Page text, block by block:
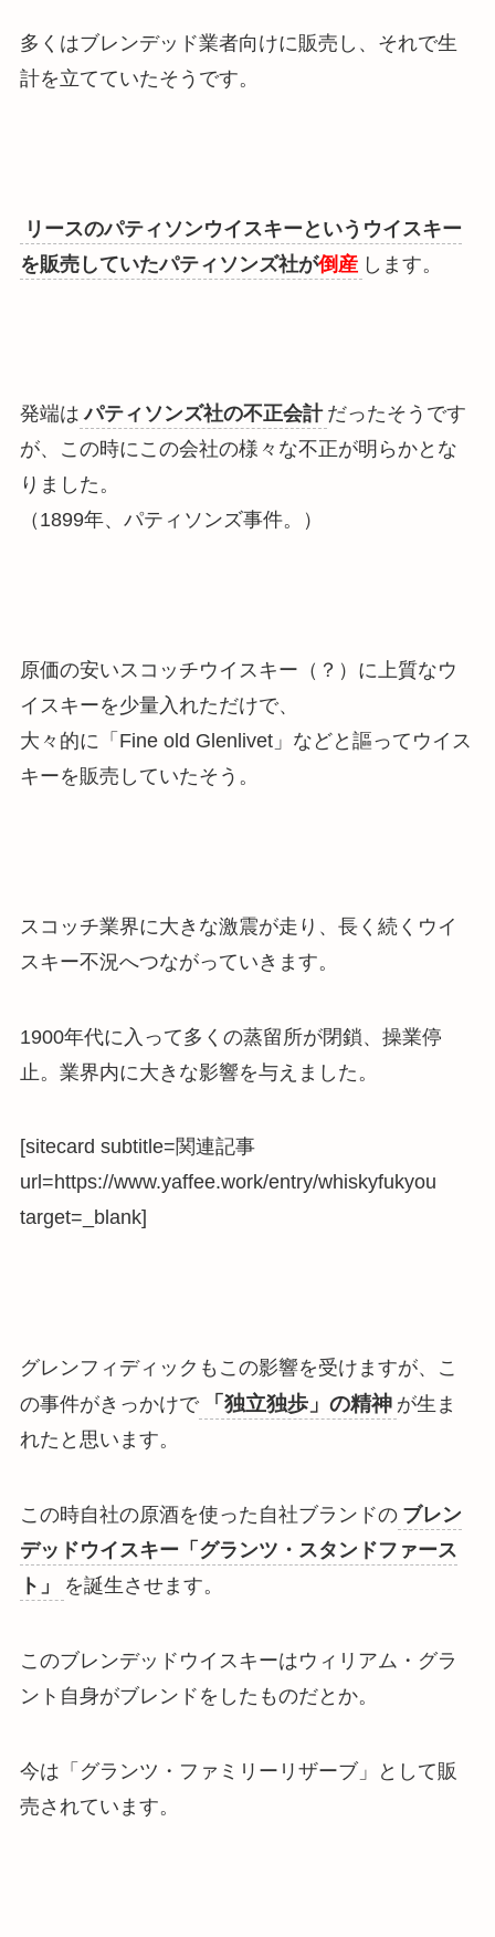
多くはブレンデッド業者向けに販売し、それで生
計を立てていたそうです。
リースのパティソンウイスキーというウイスキー
を販売していたパティソンズ社が倒産 します。
発端は パティソンズ社の不正会計 だったそうです
が、この時にこの会社の様々な不正が明らかとな
りました。
（1899年、パティソンズ事件。）
原価の安いスコッチウイスキー（？）に上質なウ
イスキーを少量入れただけで、
大々的に「Fine old Glenlivet」などと謳ってウイス
キーを販売 していたそう。
スコッチ業界に大きな激震が走り、長く続くウイ
スキー不況へつながっていきます。
1900年代に入って多くの蒸留所が閉鎖、操業停
止。業界内に大きな影響を与えました。
[sitecard subtitle=関連記事
url=https://www.yaffee.work/entry/whiskyfukyou
target=_blank]
グレンフィディックもこの影響を受けますが、こ
の事件がきっかけで
「独立独歩」の精神 が生ま
れたと思います。
この時自社の原酒を使った自社ブランドの ブレン
デッドウイスキー「グランツ・スタンドファース
ト」
を誕生させます。
このブレンデッドウイスキーはウィリアム・グラ
ント自身がブレンドをしたものだとか。
今は「グランツ・ファミリーリザーブ」として販
売されています。